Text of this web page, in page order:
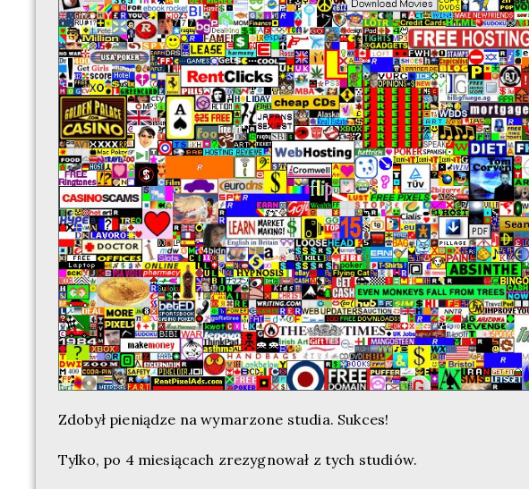
Zdobył pieniądze na wymarzone studia. Sukces!
Tylko, po 4 miesiącach zrezygnował z tych studiów.